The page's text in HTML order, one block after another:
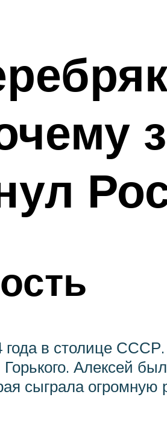
года в столице
Алексей
сыграла огромную